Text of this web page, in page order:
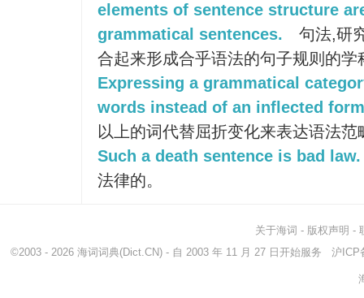
elements of sentence structure
grammatical sentences.
句法,研
合起来形成合乎语法的句子规则的学
Expressing a grammatical
words instead of an inflected
以上的词代替屈折变化来表达语法范
Such a death sentence is bad law.
法律的。
关于海词 - 版权声明 -
©2003 - 2026 海词词典(Dict.CN) - 自 2003 年 11 月 27 日开始服务 沪ICP